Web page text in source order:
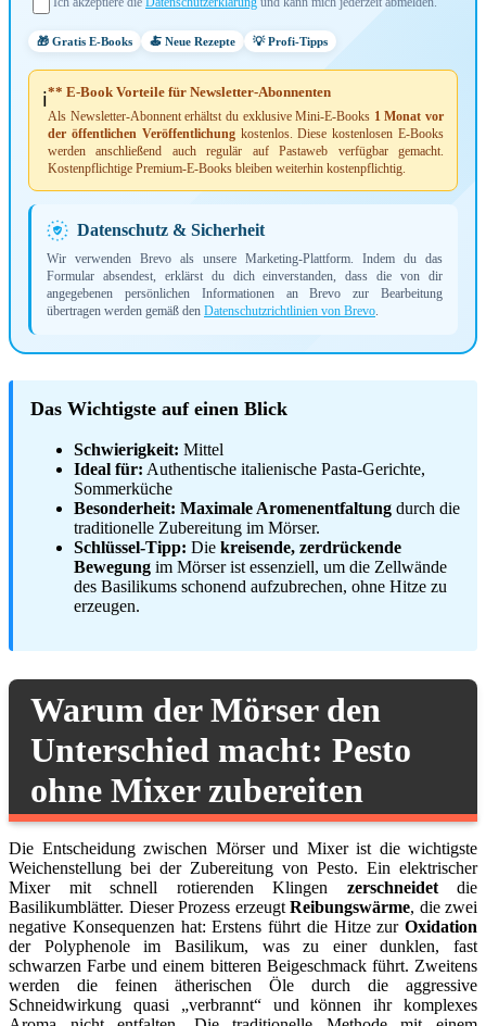
🎁 Gratis E-Books 🍝 Neue Rezepte 💡 Profi-Tipps
ℹ️** E-Book Vorteile für Newsletter-Abonnenten
Als Newsletter-Abonnent erhältst du exklusive Mini-E-Books 1 Monat vor
der öffentlichen Veröffentlichungkostenlos. Diese kostenlosen E-Books
werden anschließend auch regulär auf Pastaweb verfügbar gemacht.
Kostenpflichtige Premium-E-Books bleiben weiterhin kostenpflichtig.
Datenschutz & Sicherheit
Wir verwenden Brevo als unsere Marketing-Plattform. Indem du das
Formular absendest, erklärst du dich einverstanden, dass die von dir
angegebenen persönlichen Informationen an Brevo zur Bearbeitung
übertragen werden gemäß den Datenschutzrichtlinien von Brevo.
Das Wichtigste auf einen Blick
Schwierigkeit: Mittel
Ideal für: Authentische italienische Pasta-Gerichte,
Sommerküche
Besonderheit: Maximale Aromenentfaltung durch die
traditionelle Zubereitung im Mörser.
Schlüssel-Tipp: Die kreisende, zerdrückende
Bewegung im Mörser ist essenziell, um die Zellwände
des Basilikums schonend aufzubrechen, ohne Hitze zu
erzeugen.
Warum der Mörser den
Unterschied macht: Pesto
ohne Mixer zubereiten
Die Entscheidung zwischen Mörser und Mixer ist die wichtigste
Weichenstellung bei der Zubereitung von Pesto. Ein elektrischer
Mixer mit schnell rotierenden Klingen zerschneidetdie
Basilikumblätter. Dieser Prozess erzeugtReibungswärme, die zwei
negative Konsequenzen hat: Erstens führt die Hitze zur Oxidation
der Polyphenole im Basilikum, was zu einer dunklen, fast
schwarzen Farbe und einem bitteren Beigeschmack führt. Zweitens
werden die feinen ätherischen Öle durch die aggressive
Schneidwirkung quasi „verbrannt“ und können ihr komplexes